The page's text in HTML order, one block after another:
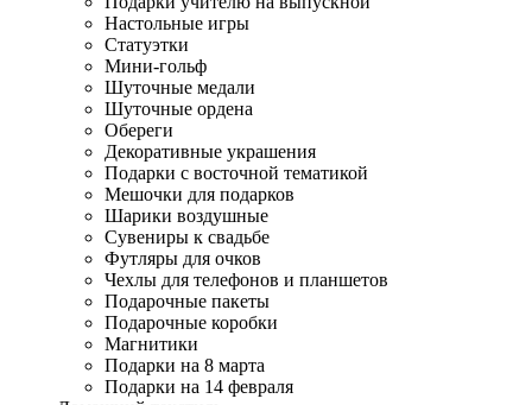
Настольные игры
Статуэтки
Мини-гольф
Шуточные медали
Шуточные ордена
Обереги
Декоративные украшения
Подарки с восточной тематикой
Мешочки для подарков
Шарики воздушные
Сувениры к свадьбе
Футляры для очков
Чехлы для телефонов и планшетов
Подарочные пакеты
Подарочные коробки
Магнитики
Подарки на 8 марта
Подарки на 14 февраля